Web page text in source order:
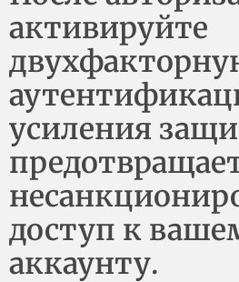
активируйте
усиления
доступ к
аккаунту.